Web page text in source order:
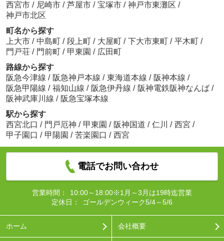
西宮市 / 尼崎市 / 芦屋市 / 宝塚市 / 神戸市東灘区 /
神戸市北区
町名から探す
上大市 / 中島町 / 段上町 / 大屋町 / 下大市東町 / 平木町 /
門戸荘 / 門前町 / 甲東園 / 広田町
路線から探す
阪急今津線 / 阪急神戸本線 / 東海道本線 / 阪神本線 /
阪急甲陽線 / 福知山線 / 阪急伊丹線 / 阪神電鉄阪神なんば /
阪神武庫川線 / 阪急宝塚本線
駅から探す
西宮北口 / 門戸厄神 / 甲東園 / 阪神国道 / 仁川 / 西宮 /
甲子園口 / 甲陽園 / 苦楽園口 / 西宮
電話でお問い合わせ
営業時間：
10:00～18:00※1月～3月は19時迄営業
定休日：
ゴールデンウィーク5/4～5/6
ホーム 会社概要